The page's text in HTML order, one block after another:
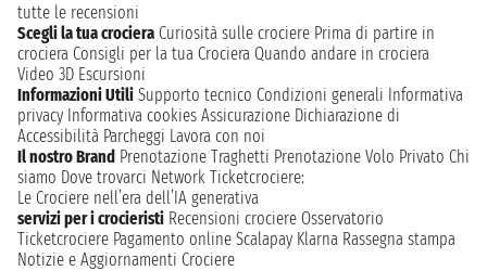
tutte le recensioni
Scegli la tua crociera Curiosità sulle crociere Prima di partire in
crociera Consigli per la tua Crociera Quando andare in crociera
Video 3D Escursioni
Informazioni Utili Supporto tecnico Condizioni generali Informativa
privacy Informativa cookies Assicurazione Dichiarazione di
Accessibilità Parcheggi Lavora con noi
Il nostro Brand Prenotazione Traghetti Prenotazione Volo Privato Chi
siamo Dove trovarci Network Ticketcrociere:
Le Crociere nell’era dell’IA generativa
servizi per i crocieristi Recensioni crociere Osservatorio
Ticketcrociere Pagamento online Scalapay Klarna Rassegna stampa
Notizie e Aggiornamenti Crociere